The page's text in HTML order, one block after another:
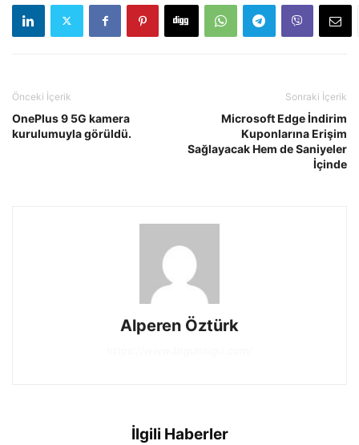
Önceki İçerik
OnePlus 9 5G kamera
kurulumuyla görüldü.
Sonraki İçerik
Microsoft Edge İndirim
Kuponlarına Erişim
Sağlayacak Hem de Saniyeler
İçinde
Alperen Öztürk
İlgili Haberler